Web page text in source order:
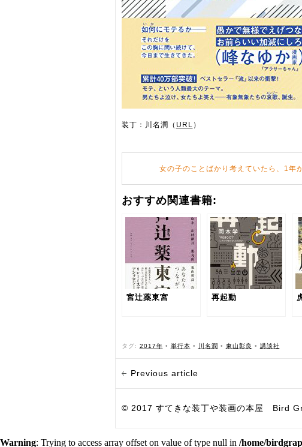
装丁：川名潤（ URL ）
女の子のことばかり考えていたら、1年
おすすめ関連書籍:
宮辻薬東宮 再起動
タグ: 2017年 • 単行本 • 川名潤 • 東山彰良 • 講談社
Previous article
© 2017 すてきな装丁や装画の本屋 Bird
Warning: Trying to access array offset on value of type null in /home/